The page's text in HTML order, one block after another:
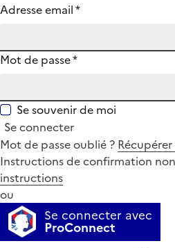
Adresse email*
Mot de passe*
Se souvenir de moi
Se connecter
Mot de passe oublié ?
Instructions de confirmation
instructions
ou
Se connecter avec
ProConnect